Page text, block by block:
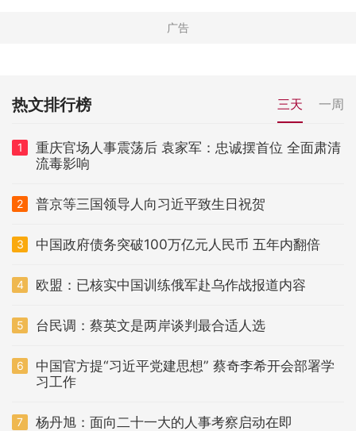
热文排行榜 三天 一周
1
重庆官场人事震荡后 袁家军：忠诚摆首位 全面肃清
流毒影响
2 普京等三国领导人向习近平致生日祝贺
3 中国政府债务突破100万亿元人民币 五年内翻倍
4 欧盟：已核实中国训练俄军赴乌作战报道内容
5 台民调：蔡英文是两岸谈判最合适人选
6
中国官方提“习近平党建思想” 蔡奇李希开会部署学
习工作
7 杨丹旭：面向二十一大的人事考察启动在即